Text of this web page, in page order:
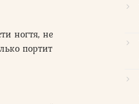
ногтя, не
портит